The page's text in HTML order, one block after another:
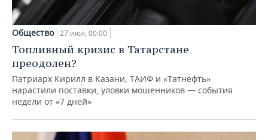
Общество 27 июл, 00:00
Топливный кризис в Татарстане
преодолен?
Патриарх Кирилл в Казани, ТАИФ и «Татнефть»
нарастили поставки, уловки мошенников — события
недели от «7 дней»